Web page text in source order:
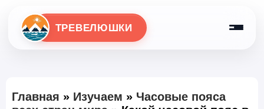
ТРЕВЕЛЮШКИ
Главная » Изучаем » Часовые пояса